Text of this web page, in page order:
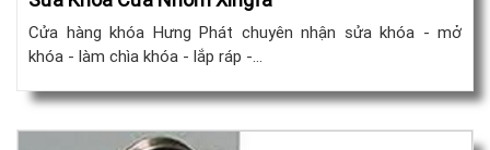
Cửa hàng khóa Hưng Phát chuyên nhận sửa khóa - mở
khóa - làm chìa khóa - lắp ráp -…